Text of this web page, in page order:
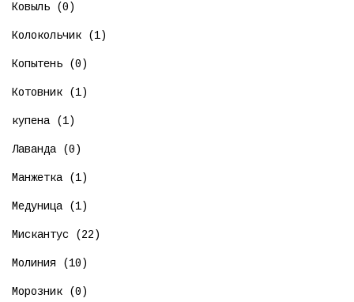
Ковыль (0)
Колокольчик (1)
Копытень (0)
Котовник (1)
купена (1)
Лаванда (0)
Манжетка (1)
Медуница (1)
Мискантус (22)
Молиния (10)
Морозник (0)